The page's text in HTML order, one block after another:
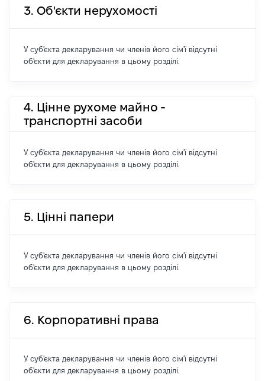
3. Об'єкти нерухомості
У суб'єкта декларування чи членів його сім'ї відсутні
об'єкти для декларування в цьому розділі.
4. Цінне рухоме майно -
транспортні засоби
У суб'єкта декларування чи членів його сім'ї відсутні
об'єкти для декларування в цьому розділі.
5. Цінні папери
У суб'єкта декларування чи членів його сім'ї відсутні
об'єкти для декларування в цьому розділі.
6. Корпоративні права
У суб'єкта декларування чи членів його сім'ї відсутні
об'єкти для декларування в цьому розділі.